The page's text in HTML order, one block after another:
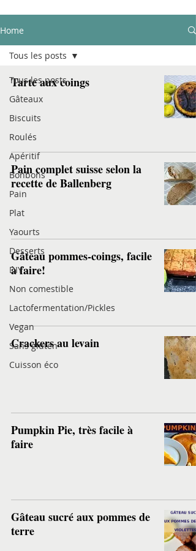
Home
Tous les posts
Gâteaux
Biscuits
Roulés
Apéritif
Bonbons
Pain
Plat
Yaourts
Desserts
DIY
Non comestible
Lactofermentation/Pickles
Vegan
Sans gluten
Cuisson éco
Tous les posts
Tarte aux coings
Pain complet suisse selon la
recette de Ballenberg
Gâteau pommes-coings, facile
à faire!
Crackers au levain
Pumpkin Pie, très facile à
faire
Gâteau sucré aux pommes de
terre